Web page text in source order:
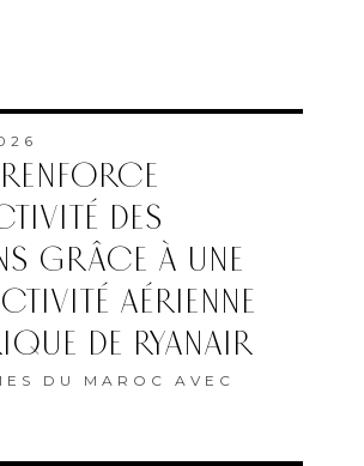
DES
GRÂCE À UNE
AÉRIENNE
DE RYANAIR
DU MAROC AVEC